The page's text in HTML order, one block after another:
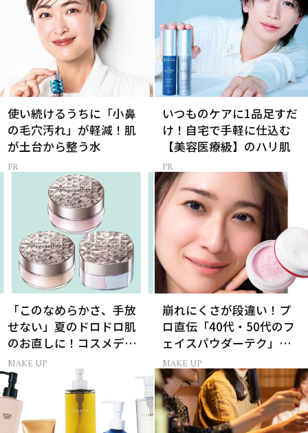
使い続けるうちに「小鼻
の毛穴汚れ」が軽減！肌
が土台から整う水
いつものケアに1品足すだ
け！自宅で手軽に仕込む
【美容医療級】のハリ肌
「このなめらかさ、手放
せない」夏のドロドロ肌
のお直しに！コスメデコ
ルテのパウダーが想像以
上に優秀
MAKE UP
崩れにくさが段違い！プ
ロ直伝「40代・50代のフ
ェイスパウダーテク」お
粉の選び方・塗り方Q&A
MAKE UP